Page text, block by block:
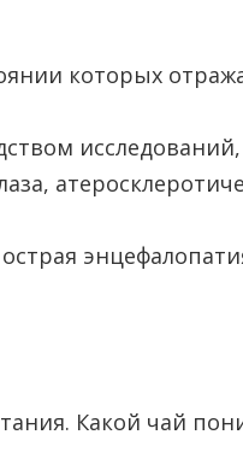
которых
Какой чай